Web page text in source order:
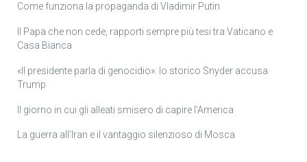
Come funziona la propaganda di Vladimir Putin
Il Papa che non cede, rapporti sempre più tesi tra Vaticano e
Casa Bianca
«Il presidente parla di genocidio»: lo storico Snyder accusa
Trump
Il giorno in cui gli alleati smisero di capire l’America
La guerra all’Iran e il vantaggio silenzioso di Mosca